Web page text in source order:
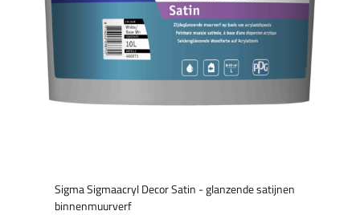
Sigma Sigmaacryl Decor Satin - glanzende satijnen
binnenmuurverf